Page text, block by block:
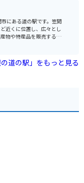
慈パノラマラインなど、
ードも多いため、ツーリ
ては、奥
ばなどが有名です。道の
園や店舗でも取り扱って
にある道の駅です。笠間
近くに位置し、広々とし
物や特産品を販売する直
レストランなどがありま
の観光客が訪れます。周
リーが集まる「笠間焼通
適なエリアです。道の駅
でなく、観光情報収集の
の道の駅」をもっと見る